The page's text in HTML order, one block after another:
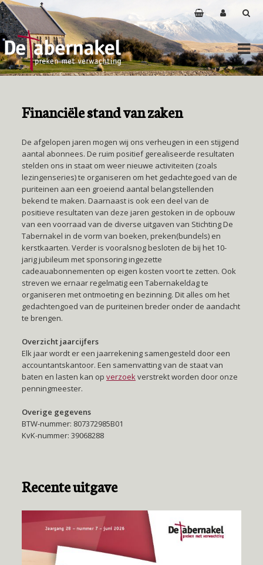
Financiële stand van zaken
De afgelopen jaren mogen wij ons verheugen in een stijgend
aantal abonnees. De ruim positief gerealiseerde resultaten
stelden ons in staat om weer nieuwe activiteiten (zoals
lezingenseries) te organiseren om het gedachtegoed van de
puriteinen aan een groeiend aantal belangstellenden
bekend te maken. Daarnaast is ook een deel van de
positieve resultaten van deze jaren gestoken in de opbouw
van een voorraad van de diverse uitgaven van Stichting De
Tabernakel in de vorm van boeken, preken(bundels) en
kerstkaarten. Verder is vooralsnog besloten de bij het 10-
jarig jubileum met sponsoring ingezette
cadeauabonnementen op eigen kosten voort te zetten. Ook
streven we ernaar regelmatig een Tabernakeldag te
organiseren met ontmoeting en bezinning. Dit alles om het
gedachtengoed van de puriteinen breder onder de aandacht
te brengen.
Overzicht jaarcijfers
Elk jaar wordt er een jaarrekening samengesteld door een
accountantskantoor. Een samenvatting van de staat van
baten en lasten kan op verzoekverstrekt worden door onze
penningmeester.
Overige gegevens
BTW-nummer: 807372985B01
KvK-nummer: 39068288
Recente uitgave